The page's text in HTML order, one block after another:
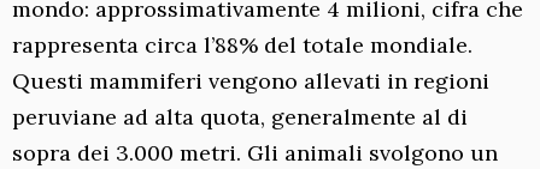
mondo: approssimativamente 4 milioni, cifra che
rappresenta circa l’88% del totale mondiale.
Questi mammiferi vengono allevati in regioni
peruviane ad alta quota, generalmente al di
sopra dei 3.000 metri. Gli animali svolgono un